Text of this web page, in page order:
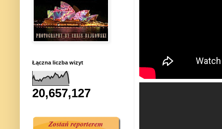
Łączna liczba wizyt
20,657,127